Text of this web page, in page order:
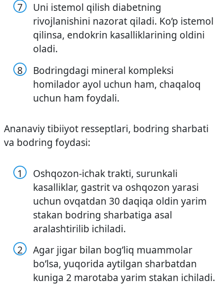
Uni istemol qilish diabetning
rivojlanishini nazorat qiladi. Ko’p istemol
qilinsa, endokrin kasalliklarining oldini
oladi.
Bodringdagi mineral kompleksi
homilador ayol uchun ham, chaqaloq
uchun ham foydali.
Ananaviy tibiiyot resseptlari, bodring sharbati
va bodring foydasi:
Oshqozon-ichak trakti, surunkali
kasalliklar, gastrit va oshqozon yarasi
uchun ovqatdan 30 daqiqa oldin yarim
stakan bodring sharbatiga asal
aralashtirilib ichiladi.
Agar jigar bilan bog’liq muammolar
bo’lsa, yuqorida aytilgan sharbatdan
kuniga 2 marotaba yarim stakan ichiladi.